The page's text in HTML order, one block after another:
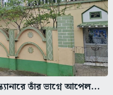
তাঁর ভাগ্নে আপেল...